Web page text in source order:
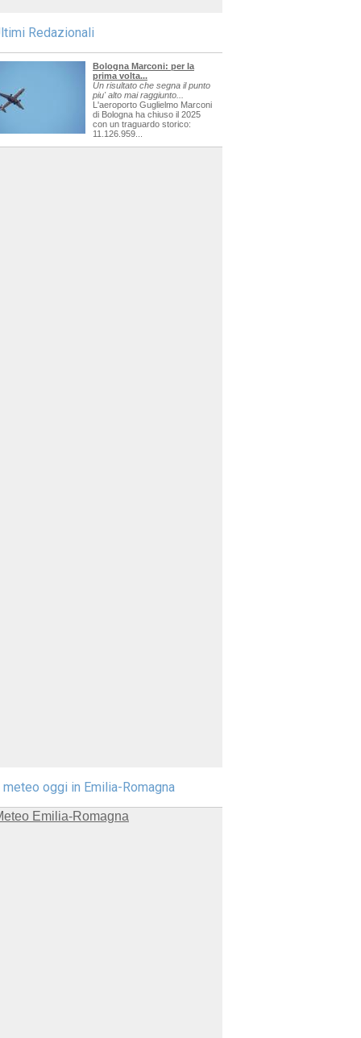
Redazionali
Bologna Marconi: per la
prima volta...
Un risultato che segna il punto
piu' alto mai raggiunto...
L'aeroporto Guglielmo Marconi
di Bologna ha chiuso il 2025
con un traguardo storico:
11.126.959...
meteo oggi in Emilia-Romagna